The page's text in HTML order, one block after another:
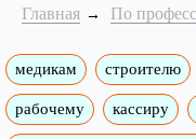
Главная По
медикам строителю
рабочему кассиру